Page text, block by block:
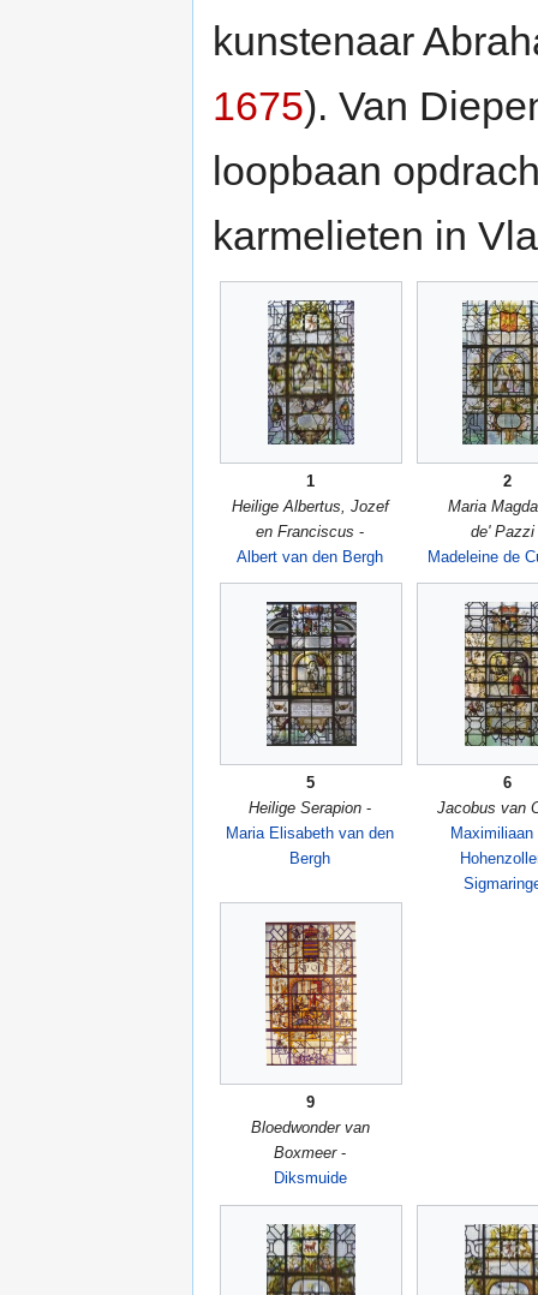
kunstenaar
1675). Van
loopbaan
karmelieten in
1
Heilige Albertus, Jozef
en Franciscus -
Albert van den Bergh
2
Maria
de' Pazzi
Madeleine de
5
Heilige Serapion -
Maria Elisabeth van den
Bergh
6
Jacobus van
Maximiliaan
9
Bloedwonder van
Boxmeer-
Diksmuide